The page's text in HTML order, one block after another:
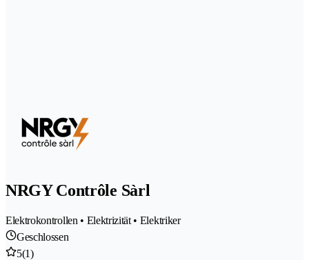
NRGY Contrôle Sàrl
Elektrokontrollen • Elektrizität • Elektriker
Geschlossen
5(1)